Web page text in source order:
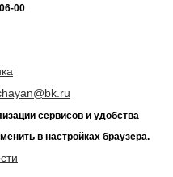
00
сервисов и удобства
в настройках браузера.